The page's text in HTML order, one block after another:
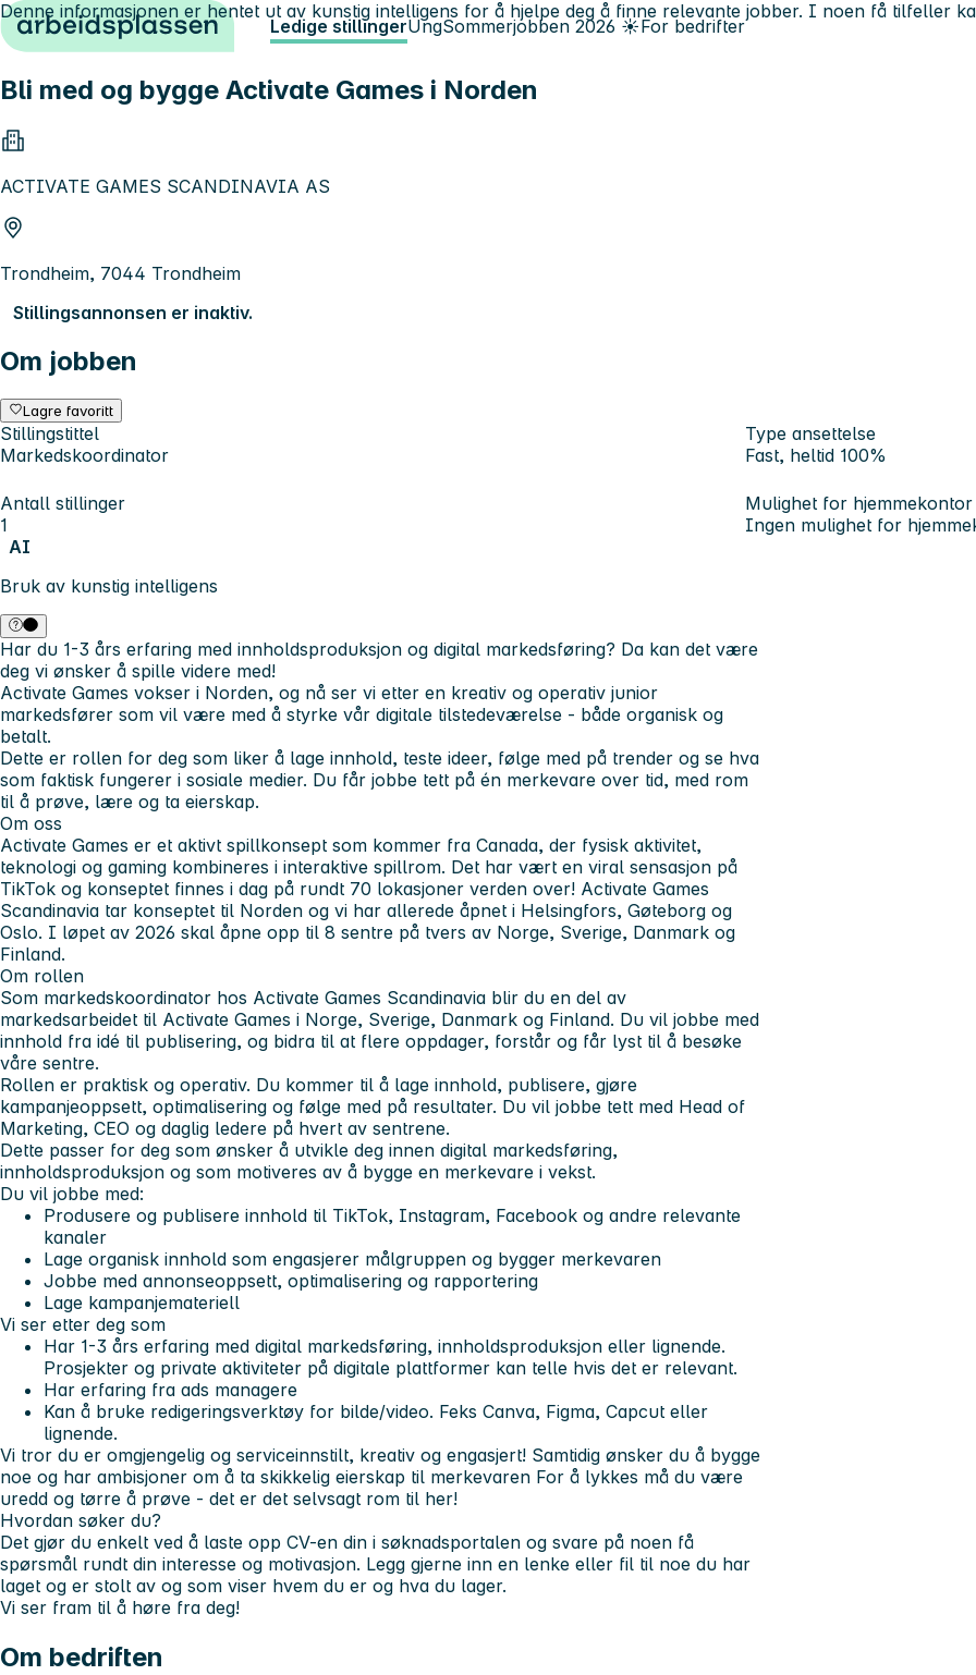
Hopp til innhold Ledige stillingerUngSommerjobben 2026 ☀️For bedrifter
Bli med og bygge Activate Games i Norden
ACTIVATE GAMES SCANDINAVIA AS
Trondheim, 7044 Trondheim
Stillingsannonsen er inaktiv.
Om jobben
Lagre favoritt
Stillingstittel
Markedskoordinator
Type ansettelse
Fast, heltid 100%
Antall stillinger
1
Mulighet for hjemmekontor
Ingen mulighet for
AI
Bruk av kunstig intelligens
Denne informasjonen er hentet ut av kunstig intelligens for å hjelpe deg å finne relevante jobber. I noen få tilfeller
Har du 1-3 års erfaring med innholdsproduksjon og digital markedsføring? Da kan det være
deg vi ønsker å spille videre med!
Activate Games vokser i Norden, og nå ser vi etter en kreativ og operativ junior
markedsfører som vil være med å styrke vår digitale tilstedeværelse - både organisk og
betalt.
Dette er rollen for deg som liker å lage innhold, teste ideer, følge med på trender og se hva
som faktisk fungerer i sosiale medier. Du får jobbe tett på én merkevare over tid, med rom
til å prøve, lære og ta eierskap.
Om oss
Activate Games er et aktivt spillkonsept som kommer fra Canada, der fysisk aktivitet,
teknologi og gaming kombineres i interaktive spillrom. Det har vært en viral sensasjon på
TikTok og konseptet finnes i dag på rundt 70 lokasjoner verden over! Activate Games
Scandinavia tar konseptet til Norden og vi har allerede åpnet i Helsingfors, Gøteborg og
Oslo. I løpet av 2026 skal åpne opp til 8 sentre på tvers av Norge, Sverige, Danmark og
Finland.
Om rollen
Som markedskoordinator hos Activate Games Scandinavia blir du en del av
markedsarbeidet til Activate Games i Norge, Sverige, Danmark og Finland. Du vil jobbe med
innhold fra idé til publisering, og bidra til at flere oppdager, forstår og får lyst til å besøke
våre sentre.
Rollen er praktisk og operativ. Du kommer til å lage innhold, publisere, gjøre
kampanjeoppsett, optimalisering og følge med på resultater. Du vil jobbe tett med Head of
Marketing, CEO og daglig ledere på hvert av sentrene.
Dette passer for deg som ønsker å utvikle deg innen digital markedsføring,
innholdsproduksjon og som motiveres av å bygge en merkevare i vekst.
Du vil jobbe med:
Produsere og publisere innhold til TikTok, Instagram, Facebook og andre relevante
kanaler
Lage organisk innhold som engasjerer målgruppen og bygger merkevaren
Jobbe med annonseoppsett, optimalisering og rapportering
Lage kampanjemateriell
Vi ser etter deg som
Har 1-3 års erfaring med digital markedsføring, innholdsproduksjon eller lignende.
Prosjekter og private aktiviteter på digitale plattformer kan telle hvis det er relevant.
Har erfaring fra ads managere
Kan å bruke redigeringsverktøy for bilde/video. Feks Canva, Figma, Capcut eller
lignende.
Vi tror du er omgjengelig og serviceinnstilt, kreativ og engasjert! Samtidig ønsker du å bygge
noe og har ambisjoner om å ta skikkelig eierskap til merkevaren For å lykkes må du være
uredd og tørre å prøve - det er det selvsagt rom til her!
Hvordan søker du?
Det gjør du enkelt ved å laste opp CV-en din i søknadsportalen og svare på noen få
spørsmål rundt din interesse og motivasjon. Legg gjerne inn en lenke eller fil til noe du har
laget og er stolt av og som viser hvem du er og hva du lager.
Vi ser fram til å høre fra deg!
Om bedriften